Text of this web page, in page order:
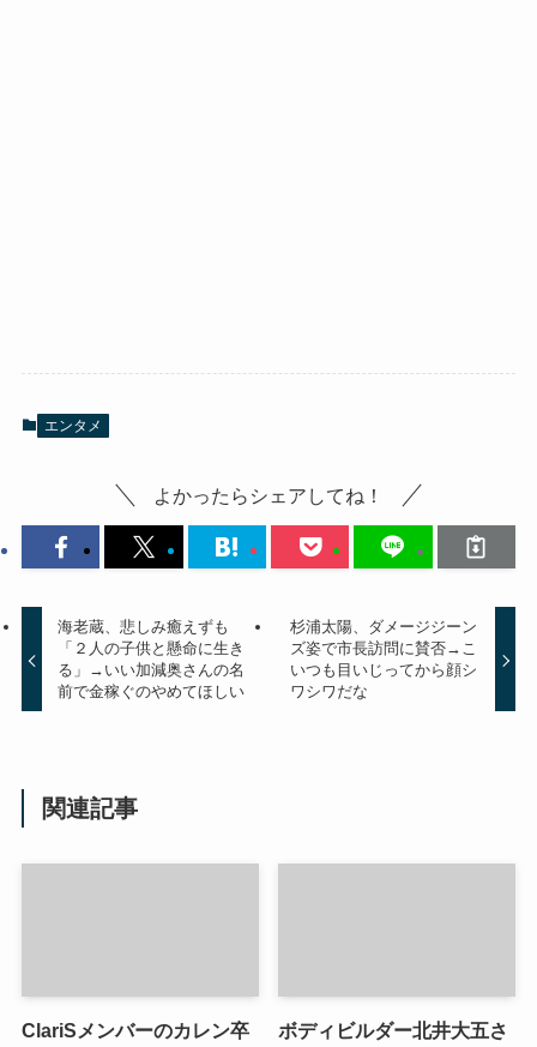
エンタメ
よかったらシェアしてね！
海老蔵、悲しみ癒えずも
「２人の子供と懸命に生き
る」→いい加減奥さんの名
前で金稼ぐのやめてほしい
杉浦太陽、ダメージジーン
ズ姿で市長訪問に賛否→こ
いつも目いじってから顔シ
ワシワだな
関連記事
ClariSメンバーのカレン卒
ボディビルダー北井大五さ